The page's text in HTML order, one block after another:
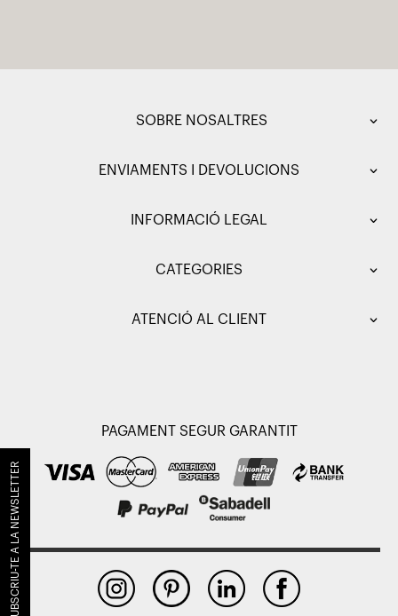
SOBRE NOSALTRES
ENVIAMENTS I DEVOLUCIONS
INFORMACIÓ LEGAL
CATEGORIES
ATENCIÓ AL CLIENT
PAGAMENT SEGUR GARANTIT
SUBSCRIU-TE A LA NEWSLETTER